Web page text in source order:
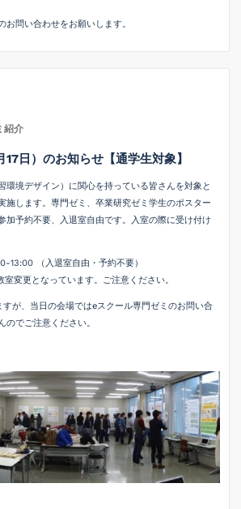
お問い合わせをお願いします。
紹介
17日）のお知らせ【通学生対象】
環境デザイン）に関心を持っている皆さんを対象と
施します。専門ゼミ、卒業研究ゼミ学生のポスター
加予約不要、入退室自由です。入室の際に受け付け
13:00 （入退室自由・予約不要）
変更となっています。ご注意ください。
が、当日の会場ではeスクール専門ゼミのお問い合
のでご注意ください。